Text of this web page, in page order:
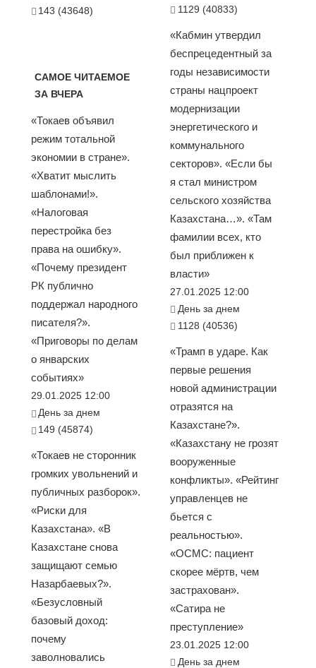
143 (43648)
САМОЕ ЧИТАЕМОЕ
ЗА ВЧЕРА
«Токаев объявил
режим тотальной
экономии в стране».
«Хватит мыслить
шаблонами!».
«Налоговая
перестройка без
права на ошибку».
«Почему президент
РК публично
поддержал народного
писателя?».
«Приговоры по делам
о январских
событиях»
29.01.2025 12:00
День за днем
149 (45874)
«Токаев не сторонник
громких увольнений и
публичных разборок».
«Риски для
Казахстана». «В
Казахстане снова
защищают семью
Назарбаевых?».
«Безусловный
базовый доход:
почему
заволновались
1129 (40833)
«Кабмин утвердил
беспрецедентный за
годы независимости
страны нацпроект
модернизации
энергетического и
коммунального
секторов». «Если бы
я стал министром
сельского хозяйства
Казахстана…». «Там
фамилии всех, кто
был приближен к
власти»
27.01.2025 12:00
День за днем
1128 (40536)
«Трамп в ударе. Как
первые решения
новой администрации
отразятся на
Казахстане?».
«Казахстану не грозят
вооруженные
конфликты». «Рейтинг
управленцев не
бьется с
реальностью».
«ОСМС: пациент
скорее мёртв, чем
застрахован».
«Сатира не
преступление»
23.01.2025 12:00
День за днем